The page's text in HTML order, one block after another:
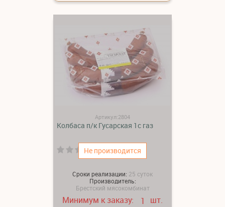
Не производится
Артикул:2804
Колбаса п/к Гусарская 1с газ
(0)
Сроки реализации: 25 суток
Производитель:
Брестский мясокомбинат
Минимум к заказу: 1 шт.